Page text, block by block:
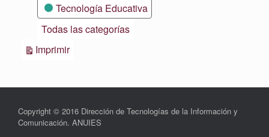
Tecnología Educativa
Todas las categorías
ImprimirVistas
Copyright © 2016 Dirección de Tecnologías de la Información y
Comunicación. ANUIES